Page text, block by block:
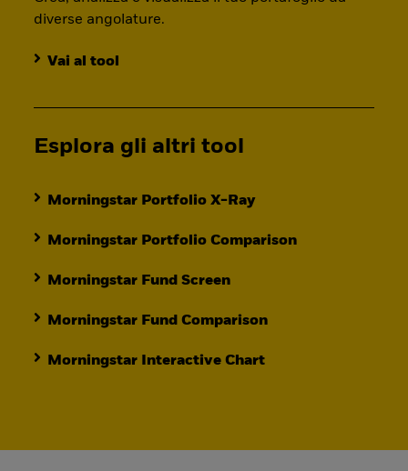
diverse angolature.
Vai al tool
Esplora gli altri tool
Morningstar Portfolio X-Ray
Morningstar Portfolio Comparison
Morningstar Fund Screen
Morningstar Fund Comparison
Morningstar Interactive Chart